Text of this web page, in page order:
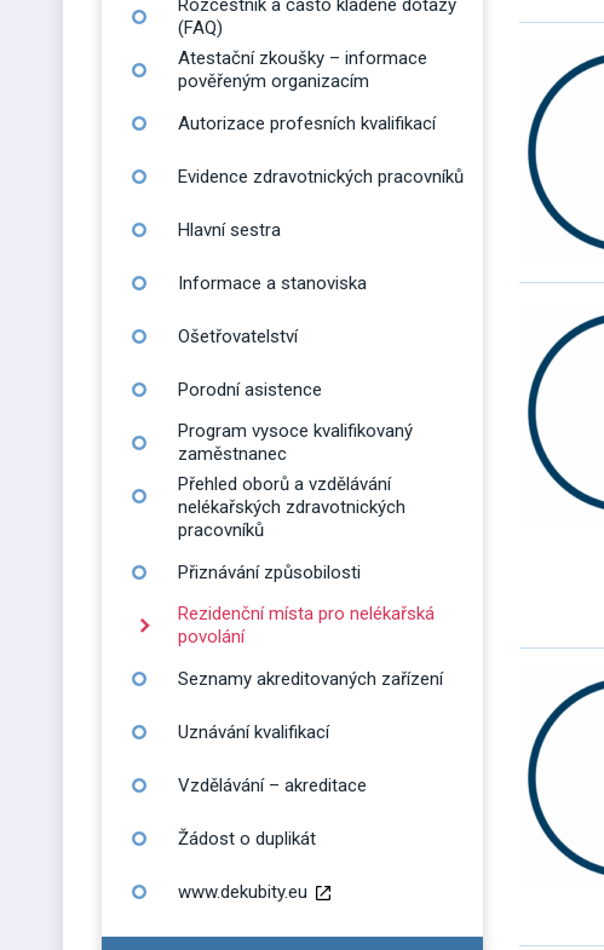
Rozcestník a často kladené dotazy
(FAQ)
Atestační zkoušky – informace
pověřeným organizacím
Autorizace profesních kvalifikací
Evidence zdravotnických pracovníků
Hlavní sestra
Informace a stanoviska
Ošetřovatelství
Porodní asistence
Program vysoce kvalifikovaný
zaměstnanec
Přehled oborů a vzdělávání
nelékařských zdravotnických
pracovníků
Přiznávání způsobilosti
Rezidenční místa pro nelékařská
povolání
Seznamy akreditovaných zařízení
Uznávání kvalifikací
Vzdělávání – akreditace
Žádost o duplikát
www.dekubity.eu